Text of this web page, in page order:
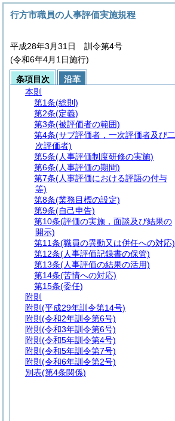
行方市職員の人事評価実施規程
平成28年3月31日 訓令第4号
(令和6年4月1日施行)
条項目次
沿革
本則
第1条(総則)
第2条(定義)
第3条(被評価者の範囲)
第4条(サブ評価者，一次評価者及び二
次評価者)
第5条(人事評価制度研修の実施)
第6条(人事評価の期間)
第7条(人事評価における評語の付与
等)
第8条(業務目標の設定)
第9条(自己申告)
第10条(評価の実施，面談及び結果の
開示)
第11条(職員の異動又は併任への対応)
第12条(人事評価記録書の保管)
第13条(人事評価の結果の活用)
第14条(苦情への対応)
第15条(委任)
附則
附則 (平成29年訓令第14号)
附則 (令和2年訓令第6号)
附則 (令和3年訓令第6号)
附則 (令和5年訓令第4号)
附則 (令和5年訓令第7号)
附則 (令和6年訓令第2号)
別表(第4条関係)